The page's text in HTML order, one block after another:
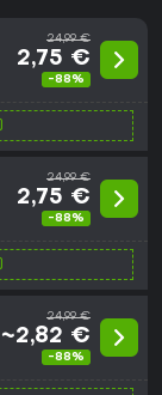
24,99 €
2,75 €
-88%
24,99 €
2,75 €
-88%
24,99 €
~2,82 €
-88%